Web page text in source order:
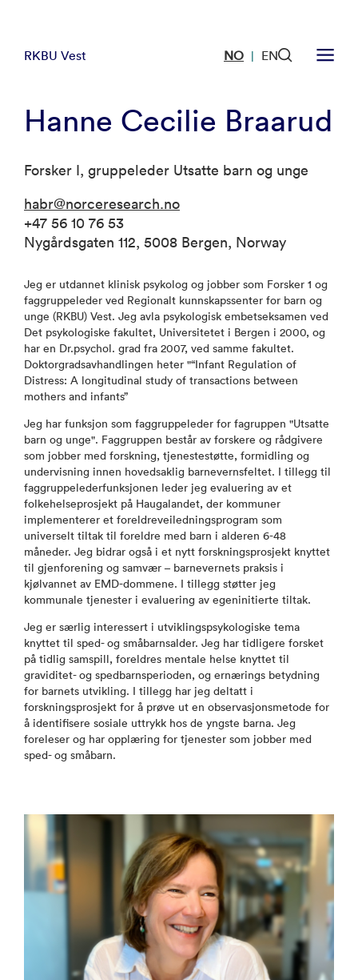
RKBU Vest NO | EN
Hanne Cecilie Braarud
Forsker I, gruppeleder Utsatte barn og unge
habr@norceresearch.no
+47 56 10 76 53
Nygårdsgaten 112, 5008 Bergen, Norway
Jeg er utdannet klinisk psykolog og jobber som Forsker 1 og
faggruppeleder ved Regionalt kunnskapssenter for barn og
unge (RKBU) Vest. Jeg avla psykologisk embetseksamen ved
Det psykologiske fakultet, Universitetet i Bergen i 2000, og
har en Dr.psychol. grad fra 2007, ved samme fakultet.
Doktorgradsavhandlingen heter "“Infant Regulation of
Distress: A longitudinal study of transactions between
mothers and infants”
Jeg har funksjon som faggruppeleder for fagruppen "Utsatte
barn og unge". Faggruppen består av forskere og rådgivere
som jobber med forskning, tjenestestøtte, formidling og
undervisning innen hovedsaklig barnevernsfeltet. I tillegg til
faggruppelederfunksjonen leder jeg evaluering av et
folkehelseprosjekt på Haugalandet, der kommuner
implementerer et foreldreveiledningsprogram som
universelt tiltak til foreldre med barn i alderen 6-48
måneder. Jeg bidrar også i et nytt forskningsprosjekt knyttet
til gjenforening og samvær – barnevernets praksis i
kjølvannet av EMD-dommene. I tillegg støtter jeg
kommunale tjenester i evaluering av egeninitierte tiltak.
Jeg er særlig interessert i utviklingspsykologiske tema
knyttet til sped- og småbarnsalder. Jeg har tidligere forsket
på tidlig samspill, foreldres mentale helse knyttet til
graviditet- og spedbarnsperioden, og ernærings betydning
for barnets utvikling. I tillegg har jeg deltatt i
forskningsprosjekt for å prøve ut en observasjonsmetode for
å identifisere sosiale uttrykk hos de yngste barna. Jeg
foreleser og har opplæring for tjenester som jobber med
sped- og småbarn.